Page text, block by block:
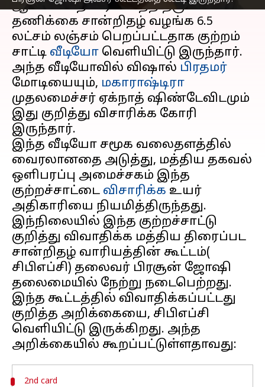
ஆண்டனி திரைப்படத்திற்கு
தணிக்கை சான்றிதழ் வழங்க ₹6.5
லட்சம் லஞ்சம் பெறப்பட்டதாக குற்றம்
சாட்டி வீடியோ வெளியிட்டு இருந்தார்.
அந்த வீடியோவில் விஷால் பிரதமர்
மோடியையும், மகாராஷ்டிரா
முதலமைச்சர் ஏக்நாத் ஷிண்டேவிடமும்
இது குறித்து விசாரிக்க கோரி
இருந்தார்.
இந்த வீடியோ சமூக வலைதளத்தில்
வைரலானதை அடுத்து, மத்திய தகவல்
ஒளிபரப்பு அமைச்சகம் இந்த
குற்றச்சாட்டை விசாரிக்க உயர்
அதிகாரியை நியமித்திருந்தது.
இந்நிலையில் இந்த குற்றச்சாட்டு
குறித்து விவாதிக்க மத்திய திரைப்பட
சான்றிதழ் வாரியத்தின் கூட்டம்(
சிபிஎப்சி) தலைவர் பிரசூன் ஜோஷி
தலைமையில் நேற்று நடைபெற்றது.
இந்த கூட்டத்தில் விவாதிக்கப்பட்டது
குறித்த அறிக்கையை, சிபிஎப்சி
வெளியிட்டு இருக்கிறது. அந்த
2nd card